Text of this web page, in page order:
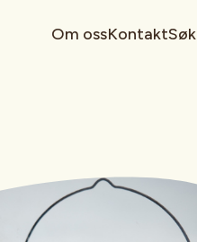
Om ossKontaktSøk